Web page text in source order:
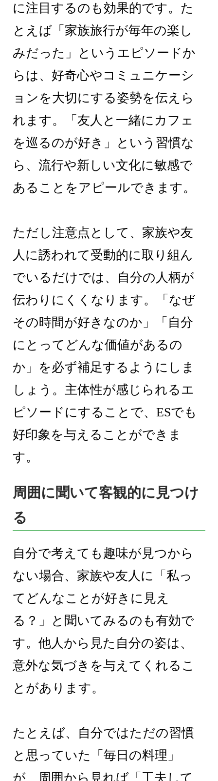
に注目するのも効果的です。た
とえば「家族旅行が毎年の楽し
みだった」というエピソードか
らは、好奇心やコミュニケーシ
ョンを大切にする姿勢を伝えら
れます。「友人と一緒にカフェ
を巡るのが好き」という習慣な
ら、流行や新しい文化に敏感で
あることをアピールできます。
ただし注意点として、家族や友
人に誘われて受動的に取り組ん
でいるだけでは、自分の人柄が
伝わりにくくなります。「なぜ
その時間が好きなのか」「自分
にとってどんな価値があるの
か」を必ず補足するようにしま
しょう。主体性が感じられるエ
ピソードにすることで、ESでも
好印象を与えることができま
す。
周囲に聞いて客観的に見つけ
る
自分で考えても趣味が見つから
ない場合、家族や友人に「私っ
てどんなことが好きに見え
る？」と聞いてみるのも有効で
す。他人から見た自分の姿は、
意外な気づきを与えてくれるこ
とがあります。
たとえば、自分ではただの習慣
と思っていた「毎日の料理」
が、周囲から見れば「工夫して